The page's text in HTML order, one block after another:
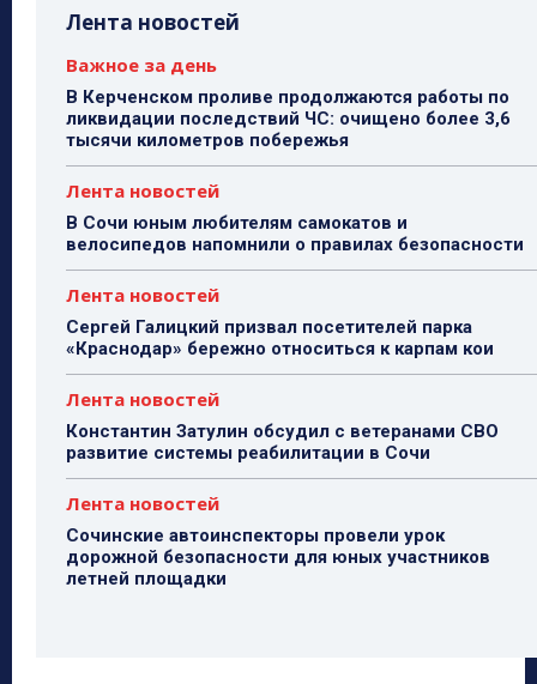
Лента новостей
Важное за день
В Керченском проливе продолжаются работы по
ликвидации последствий ЧС: очищено более 3,6
тысячи километров побережья
Лента новостей
В Сочи юным любителям самокатов и
велосипедов напомнили о правилах безопасности
Лента новостей
Сергей Галицкий призвал посетителей парка
«Краснодар» бережно относиться к карпам кои
Лента новостей
Константин Затулин обсудил с ветеранами СВО
развитие системы реабилитации в Сочи
Лента новостей
Сочинские автоинспекторы провели урок
дорожной безопасности для юных участников
летней площадки